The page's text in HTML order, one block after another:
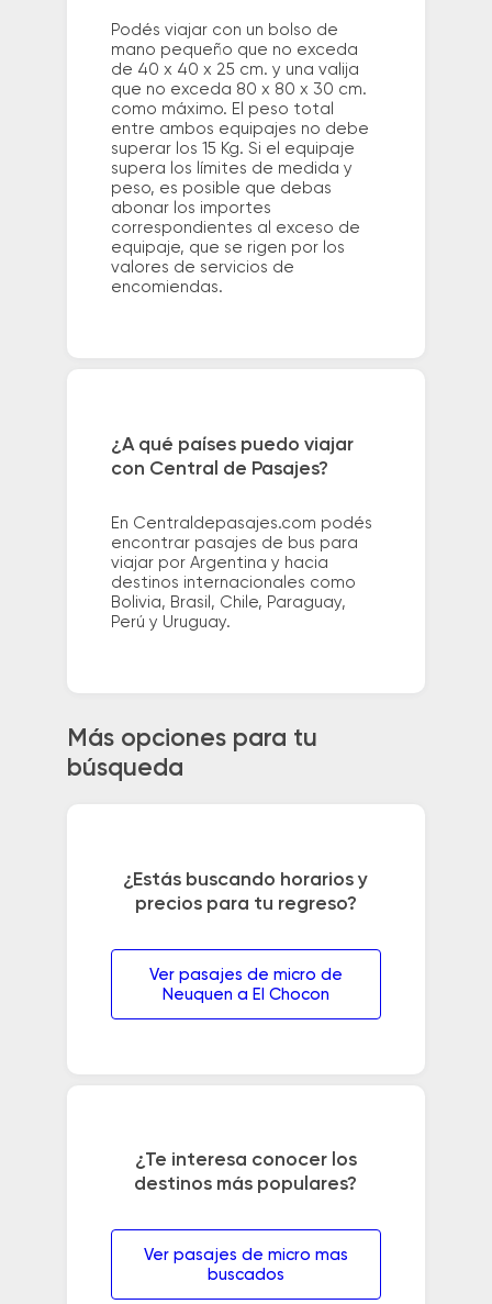
Podés viajar con un bolso de
mano pequeño que no exceda
de 40 x 40 x 25 cm. y una valija
que no exceda 80 x 80 x 30 cm.
como máximo. El peso total
entre ambos equipajes no debe
superar los 15 Kg. Si el equipaje
supera los límites de medida y
peso, es posible que debas
abonar los importes
correspondientes al exceso de
equipaje, que se rigen por los
valores de servicios de
encomiendas.
¿A qué países puedo viajar
con Central de Pasajes?
En Centraldepasajes.com podés
encontrar pasajes de bus para
viajar por Argentina y hacia
destinos internacionales como
Bolivia, Brasil, Chile, Paraguay,
Perú y Uruguay.
Más opciones para tu
búsqueda
¿Estás buscando horarios y
precios para tu regreso?
Ver pasajes de micro de
Neuquen a El Chocon
¿Te interesa conocer los
destinos más populares?
Ver pasajes de micro mas
buscados